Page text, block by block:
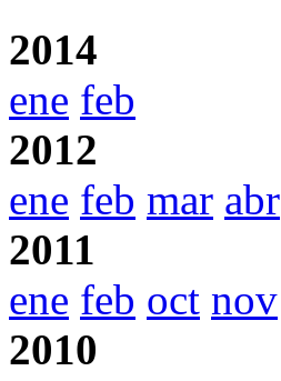
2014
ene feb
2012
ene feb mar abr
2011
ene feb oct nov
2010